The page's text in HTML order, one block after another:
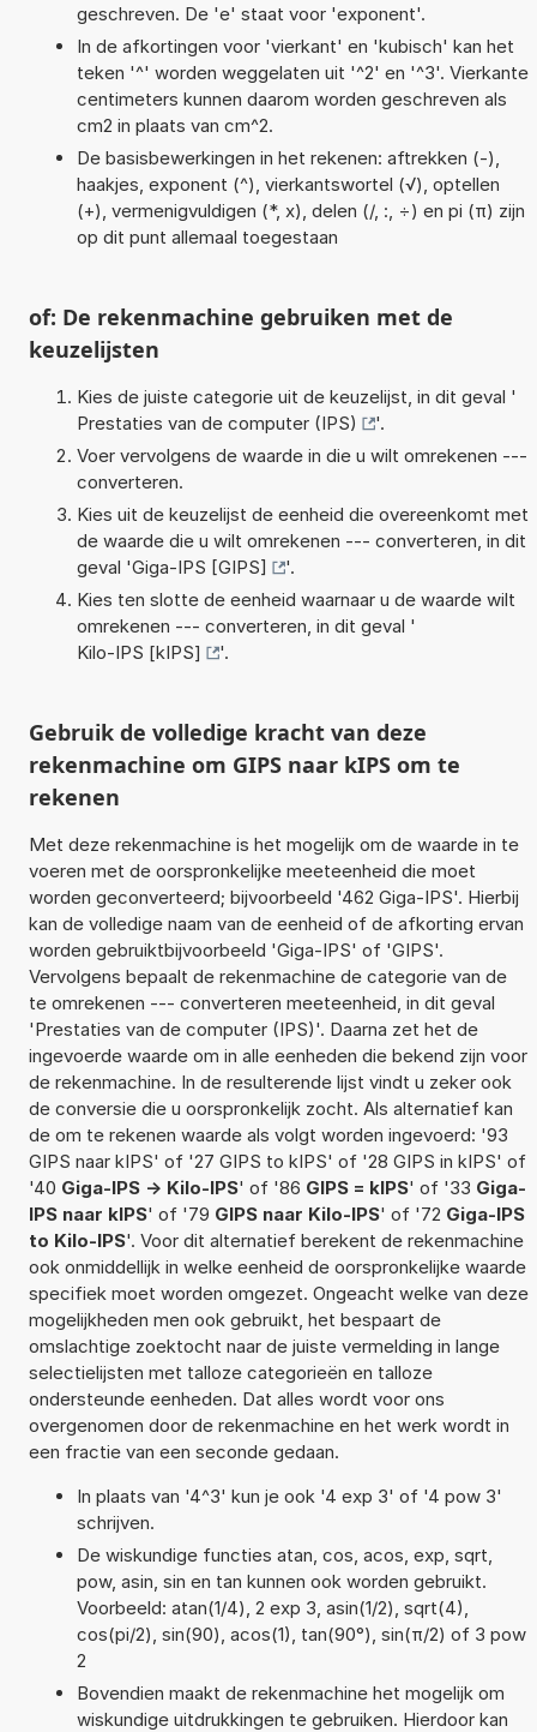
geschreven. De 'e' staat voor 'exponent'.
In de afkortingen voor 'vierkant' en 'kubisch' kan het
teken '^' worden weggelaten uit '^2' en '^3'. Vierkante
centimeters kunnen daarom worden geschreven als
cm2 in plaats van cm^2.
De basisbewerkingen in het rekenen: aftrekken (-),
haakjes, exponent (^), vierkantswortel (√), optellen
(+), vermenigvuldigen (*, x), delen (/, :, ÷) en pi (π) zijn
op dit punt allemaal toegestaan
of: De rekenmachine gebruiken met de
keuzelijsten
Kies de juiste categorie uit de keuzelijst, in dit geval '
Prestaties van de computer (IPS)
'.
Voer vervolgens de waarde in die u wilt omrekenen ---
converteren.
Kies uit de keuzelijst de eenheid die overeenkomt met
de waarde die u wilt omrekenen --- converteren, in dit
geval 'Giga-IPS [GIPS]
'.
Kies ten slotte de eenheid waarnaar u de waarde wilt
omrekenen --- converteren, in dit geval '
Kilo-IPS [kIPS]
'.
Gebruik de volledige kracht van deze
rekenmachine om GIPS naar kIPS om te
rekenen
Met deze rekenmachine is het mogelijk om de waarde in te
voeren met de oorspronkelijke meeteenheid die moet
worden geconverteerd; bijvoorbeeld '462 Giga-IPS'. Hierbij
kan de volledige naam van de eenheid of de afkorting ervan
worden gebruiktbijvoorbeeld 'Giga-IPS' of 'GIPS'.
Vervolgens bepaalt de rekenmachine de categorie van de
te omrekenen --- converteren meeteenheid, in dit geval
'Prestaties van de computer (IPS)'. Daarna zet het de
ingevoerde waarde om in alle eenheden die bekend zijn voor
de rekenmachine. In de resulterende lijst vindt u zeker ook
de conversie die u oorspronkelijk zocht. Als alternatief kan
de om te rekenen waarde als volgt worden ingevoerd: '93
GIPS naar kIPS' of '27 GIPS to kIPS' of '28 GIPS in kIPS' of
'40 Giga-IPS -> Kilo-IPS' of '86 GIPS = kIPS' of '33 Giga-
IPS naar kIPS' of '79 GIPS naar Kilo-IPS' of '72 Giga-IPS
to Kilo-IPS'. Voor dit alternatief berekent de rekenmachine
ook onmiddellijk in welke eenheid de oorspronkelijke waarde
specifiek moet worden omgezet. Ongeacht welke van deze
mogelijkheden men ook gebruikt, het bespaart de
omslachtige zoektocht naar de juiste vermelding in lange
selectielijsten met talloze categorieën en talloze
ondersteunde eenheden. Dat alles wordt voor ons
overgenomen door de rekenmachine en het werk wordt in
een fractie van een seconde gedaan.
In plaats van '4^3' kun je ook '4 exp 3' of '4 pow 3'
schrijven.
De wiskundige functies atan, cos, acos, exp, sqrt,
pow, asin, sin en tan kunnen ook worden gebruikt.
Voorbeeld: atan(1/4), 2 exp 3, asin(1/2), sqrt(4),
cos(pi/2), sin(90), acos(1), tan(90°), sin(π/2) of 3 pow
2
Bovendien maakt de rekenmachine het mogelijk om
wiskundige uitdrukkingen te gebruiken. Hierdoor kan